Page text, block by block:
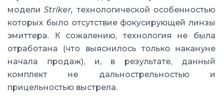
моделиStriker, технологической особенностью
которых было отсутствие фокусирующей линзы
эмиттера. К сожалению, технология не была
отработана (что выяснилось только накануне
начала продаж), и, в результате, данный
комплект не дальнострельностью и
прицельностью выстрела.